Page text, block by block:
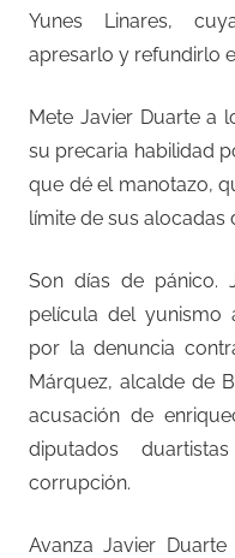
Yunes Linares,
apresarlo y refundirlo
Mete Javier Duarte a
su precaria habilidad
que dé el manotazo,
límite de sus alocadas
Son días de pánico.
película del yunismo
por la denuncia
Márquez, alcalde de
acusación de
diputados
corrupción.
Avanza Javier